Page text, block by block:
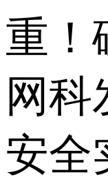
重！
网科
安全